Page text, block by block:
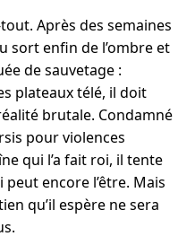
Après des semaines
sort enfin de l’ombre et
de sauvetage :
plateaux télé, il doit
brutale. Condamné
pour violences
qui l’a fait roi, il tente
encore l’être. Mais
qu’il espère ne sera